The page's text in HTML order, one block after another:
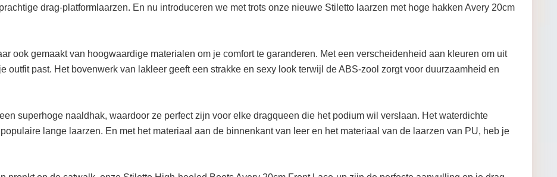
drag-platformlaarzen. En nu introduceren we met trots onze nieuwe Stiletto laarzen met hoge hakken Avery 20cm
ook gemaakt van hoogwaardige materialen om je comfort te garanderen. Met een verscheidenheid aan kleuren om uit
outfit past. Het bovenwerk van lakleer geeft een strakke en sexy look terwijl de ABS-zool zorgt voor duurzaamheid en
superhoge naaldhak, waardoor ze perfect zijn voor elke dragqueen die het podium wil verslaan. Het waterdichte
lange laarzen. En met het materiaal aan de binnenkant van leer en het materiaal van de laarzen van PU, heb je